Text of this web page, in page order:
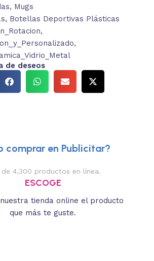
, Mugs
, Botellas Deportivas Plásticas
,
,
de deseos
comprar en Publicitar?
de 4,300 productos en línea.
ESCOGE
tienda online el producto
que más te guste.